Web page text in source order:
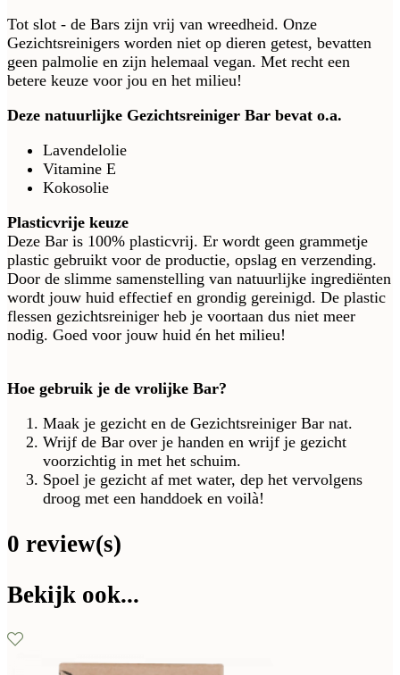
Tot slot - de Bars zijn vrij van wreedheid. Onze
Gezichtsreinigers worden niet op dieren getest, bevatten
geen palmolie en zijn helemaal vegan. Met recht een
betere keuze voor jou en het milieu!
Deze natuurlijke Gezichtsreiniger Bar bevat o.a.
Lavendelolie
Vitamine E
Kokosolie
Plasticvrije keuze
Deze Bar is 100% plasticvrij. Er wordt geen grammetje
plastic gebruikt voor de productie, opslag en verzending.
Door de slimme samenstelling van natuurlijke ingrediënten
wordt jouw huid effectief en grondig gereinigd. De plastic
flessen gezichtsreiniger heb je voortaan dus niet meer
nodig. Goed voor jouw huid én het milieu!
Hoe gebruik je de vrolijke Bar?
Maak je gezicht en de Gezichtsreiniger Bar nat.
Wrijf de Bar over je handen en wrijf je gezicht
voorzichtig in met het schuim.
Spoel je gezicht af met water, dep het vervolgens
droog met een handdoek en voilà!
0 review(s)
Bekijk ook...